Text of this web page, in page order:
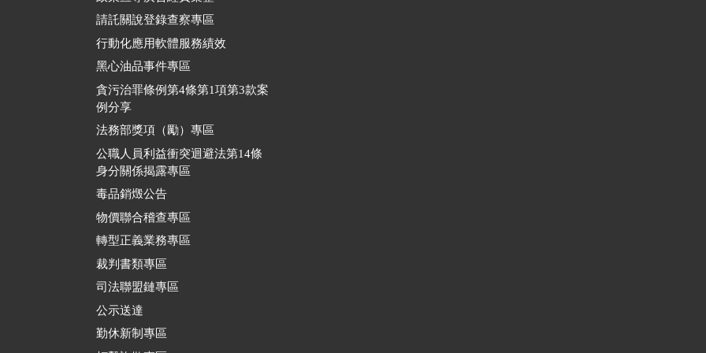
請託關說登錄查察專區
行動化應用軟體服務績效
黑心油品事件專區
貪污治罪條例第4條第1項第3款案
例分享
法務部獎項（勵）專區
公職人員利益衝突迴避法第14條
身分關係揭露專區
毒品銷燬公告
物價聯合稽查專區
轉型正義業務專區
裁判書類專區
司法聯盟鏈專區
公示送達
勤休新制專區